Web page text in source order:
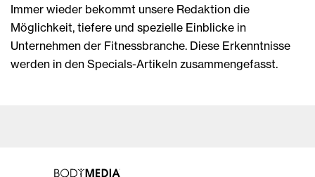
Immer wieder bekommt unsere Redaktion die
Möglichkeit, tiefere und spezielle Einblicke in
Unternehmen der Fitnessbranche. Diese Erkenntnisse
werden in den Specials-Artikeln zusammengefasst.